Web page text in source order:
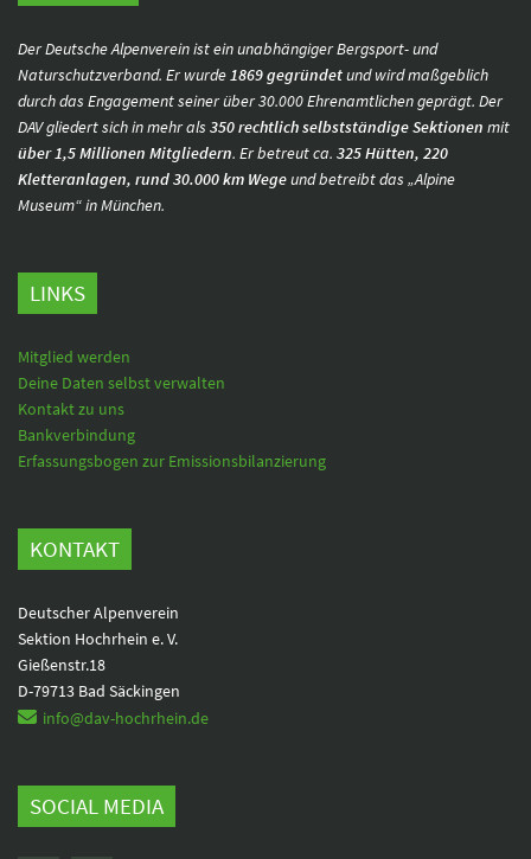
Der Deutsche Alpenverein ist ein unabhängiger Bergsport- und
Naturschutzverband. Er wurde 1869 gegründetund wird maßgeblich
durch das Engagement seiner über 30.000 Ehrenamtlichen geprägt. Der
DAV gliedert sich in mehr als 350 rechtlich selbstständige Sektionen mit
über 1,5 Millionen Mitgliedern. Er betreut ca. 325 Hütten, 220
Kletteranlagen, rund 30.000 km Wegeund betreibt das „Alpine
Museum“ in München.
LINKS
Mitglied werden
Deine Daten selbst verwalten
Kontakt zu uns
Bankverbindung
Erfassungsbogen zur Emissionsbilanzierung
KONTAKT
Deutscher Alpenverein
Sektion Hochrhein e. V.
Gießenstr.18
D-79713 Bad Säckingen
info@dav-hochrhein.de
SOCIAL MEDIA